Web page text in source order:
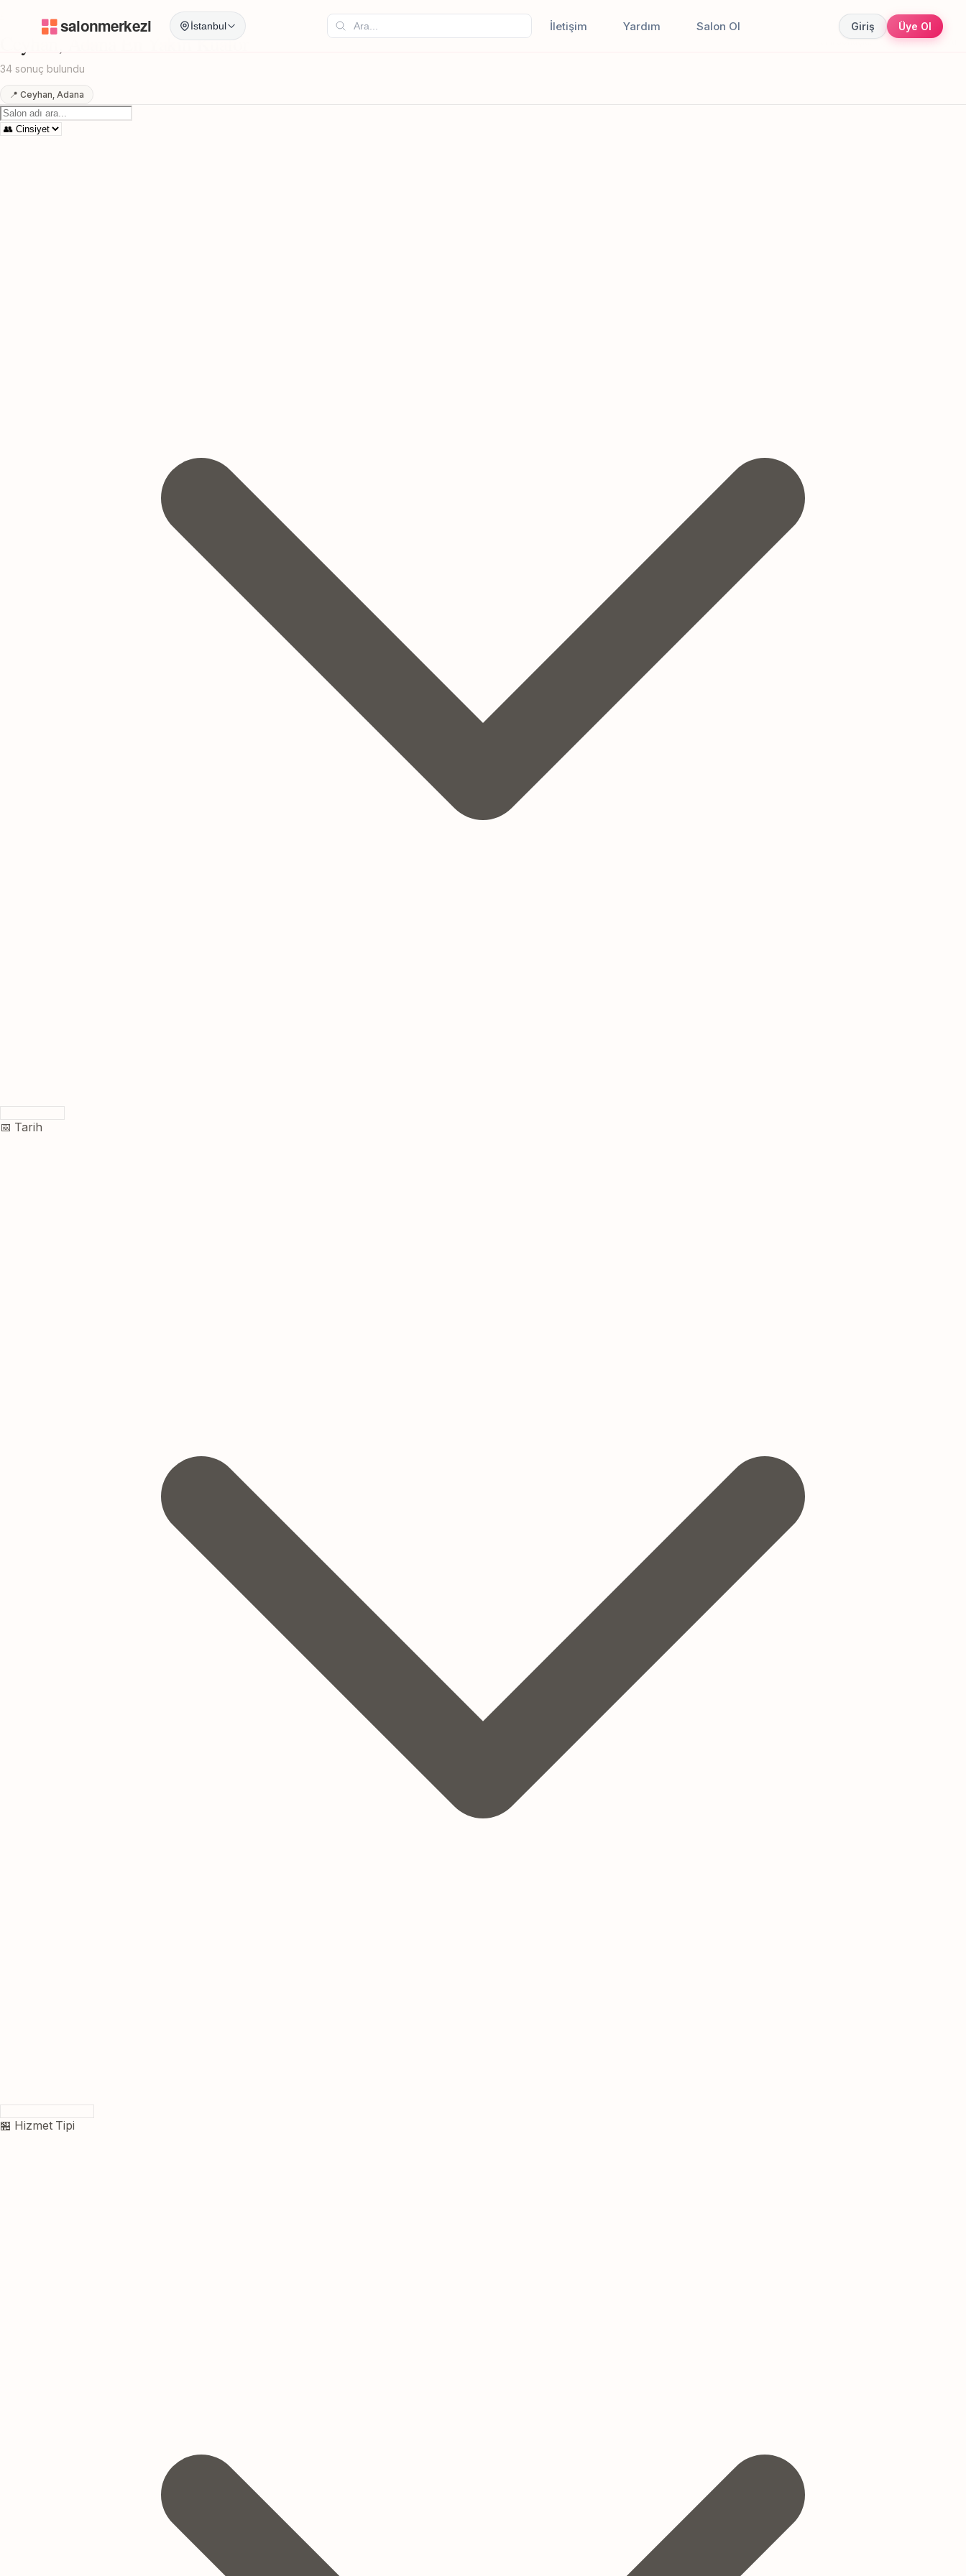
İstanbul İletişim Yardım Salon Ol Giriş Üye Ol
En Yakin Kuafor
Ceyhan, Adana En Yakin Kuafor
34 sonuç bulundu
📍 Ceyhan, Adana
Canlı sonuçlar Online randevu
📅 Tarih
🏪 Hizmet Tipi